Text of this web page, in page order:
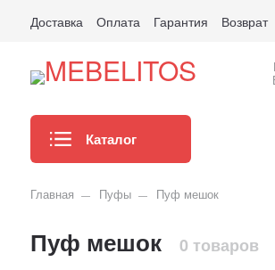
Доставка Оплата Гарантия Возврат
Каталог
Главная Пуфы Пуф мешок
Пуф мешок 0 товаров